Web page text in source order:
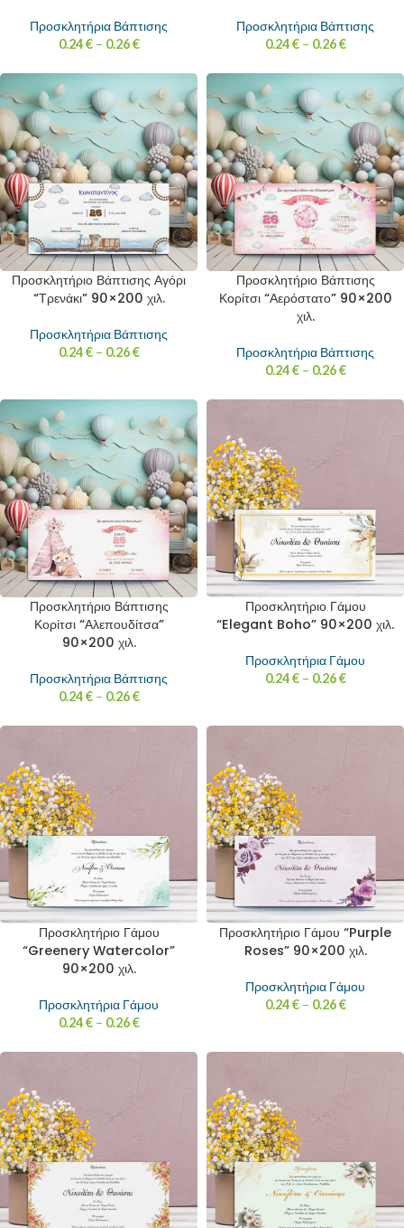
Προσκλητήρια Βάπτισης
0.24€ – 0.26€
Προσκλητήρια Βάπτισης
0.24€ – 0.26€
Προσκλητήριο Βάπτισης Αγόρι
“Τρενάκι” 90×200 χιλ.
Προσκλητήρια Βάπτισης
0.24€ – 0.26€
Προσκλητήριο Βάπτισης
Κορίτσι “Αερόστατο” 90×200
χιλ.
Προσκλητήρια Βάπτισης
0.24€ – 0.26€
Προσκλητήριο Βάπτισης
Κορίτσι “Αλεπουδίτσα”
90×200 χιλ.
Προσκλητήρια Βάπτισης
0.24€ – 0.26€
Προσκλητήριο Γάμου
“Elegant Boho” 90×200 χιλ.
Προσκλητήρια Γάμου
0.24€ – 0.26€
Προσκλητήριο Γάμου
“Greenery Watercolor”
90×200 χιλ.
Προσκλητήρια Γάμου
0.24€ – 0.26€
Προσκλητήριο Γάμου “Purple
Roses” 90×200 χιλ.
Προσκλητήρια Γάμου
0.24€ – 0.26€